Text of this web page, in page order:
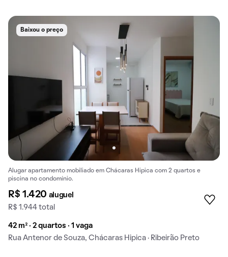
Baixou o preço
Alugar apartamento mobiliado em Chácaras Hipica com 2 quartos e
piscina no condomínio.
R$ 1.420 aluguel
R$ 1.944 total
42 m² · 2 quartos · 1 vaga
Rua Antenor de Souza, Chácaras Hipica · Ribeirão Preto